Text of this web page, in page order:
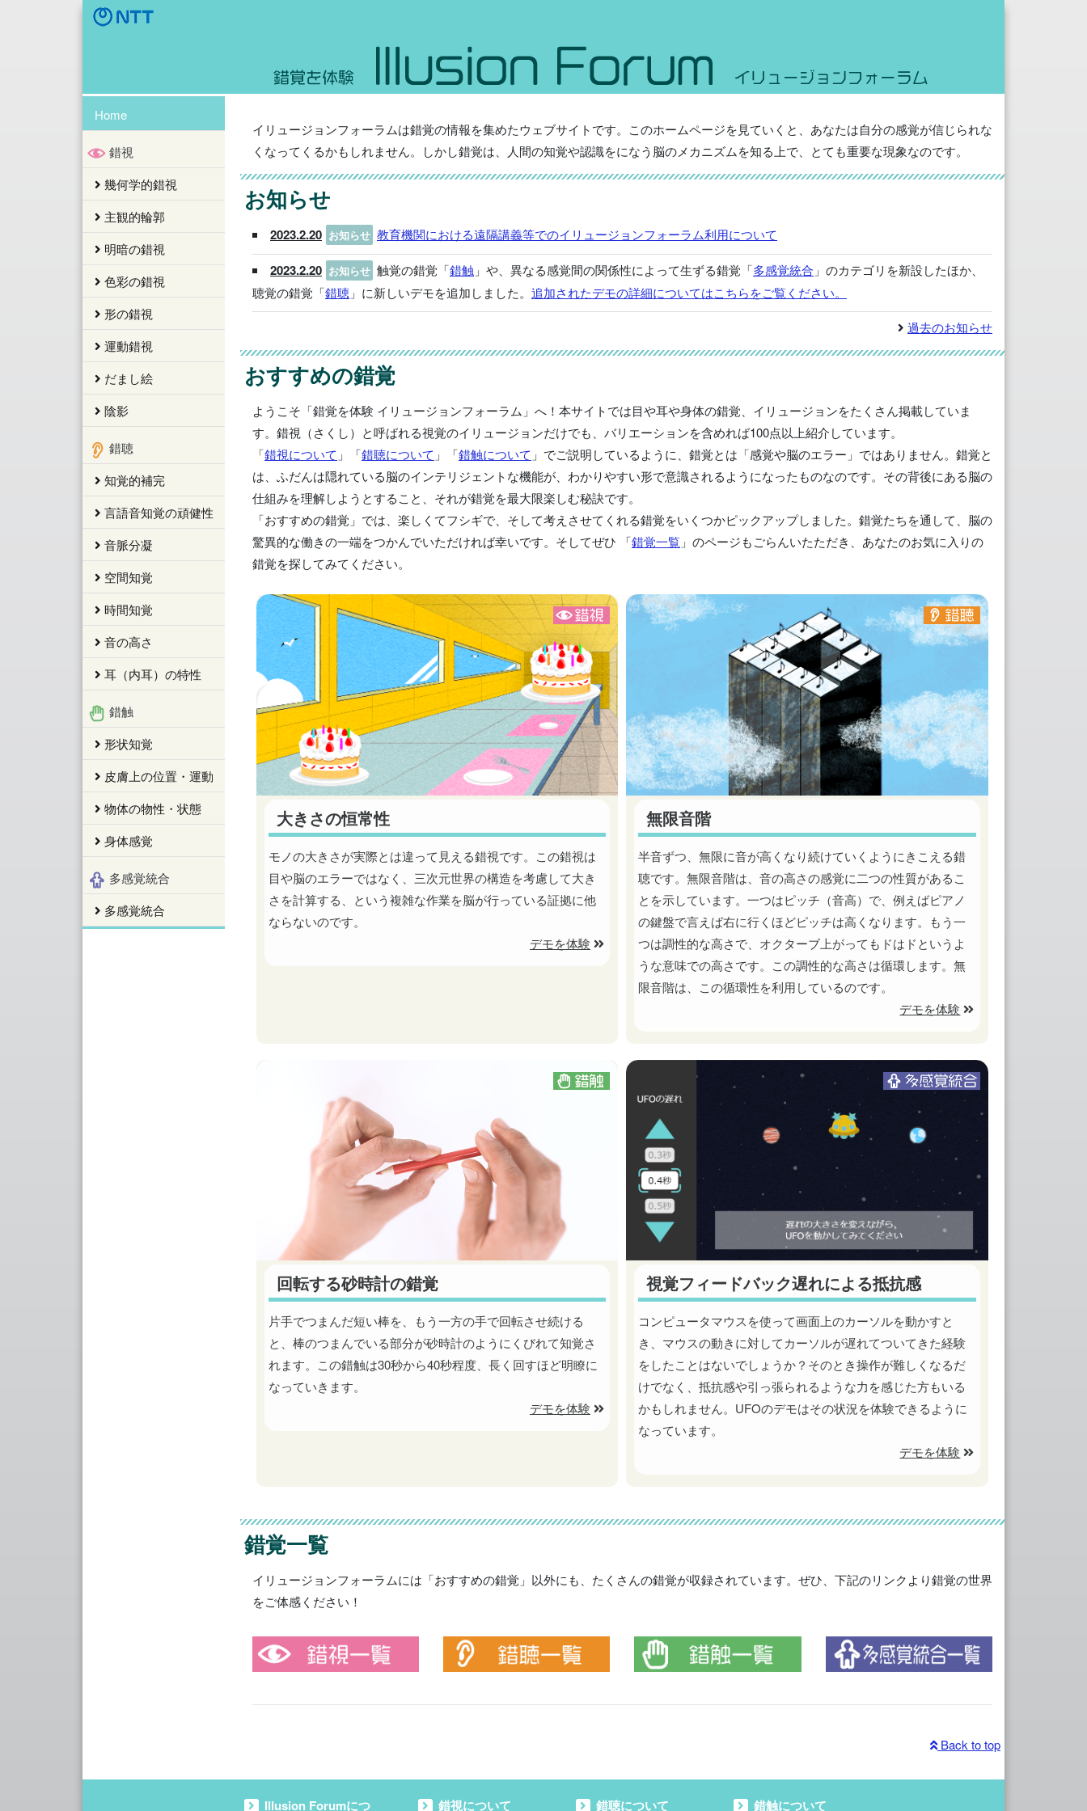
Home
錯視
幾何学的錯視
主観的輪郭
明暗の錯視
色彩の錯視
形の錯視
運動錯視
だまし絵
陰影
錯聴
知覚的補完
言語音知覚の頑健性
音脈分凝
空間知覚
時間知覚
音の高さ
耳（内耳）の特性
錯触
形状知覚
皮膚上の位置・運動
物体の物性・状態
身体感覚
多感覚統合
多感覚統合
イリュージョンフォーラムは錯覚の情報を集めたウェブサイトです。このホームページを見ていくと、あなたは自分の感覚が信じられな
くなってくるかもしれません。しかし錯覚は、人間の知覚や認識をになう脳のメカニズムを知る上で、とても重要な現象なのです。
お知らせ
2023.2.20 お知らせ 教育機関における遠隔講義等でのイリュージョンフォーラム利用について
2023.2.20 お知らせ 触覚の錯覚「錯触 」や、異なる感覚間の関係性によって生ずる錯覚「多感覚統合 」のカテゴリを新設したほか、
聴覚の錯覚「錯聴 」に新しいデモを追加しました。 追加されたデモの詳細についてはこちらをご覧ください。
過去のお知らせ
おすすめの錯覚
ようこそ「錯覚を体験 イリュージョンフォーラム」へ！本サイトでは目や耳や身体の錯覚、イリュージョンをたくさん掲載していま
す。錯視（さくし）と呼ばれる視覚のイリュージョンだけでも、バリエーションを含めれば100点以上紹介しています。
「錯視について 」「錯聴について 」「錯触について 」でご説明しているように、錯覚とは「感覚や脳のエラー」ではありません。錯覚と
は、ふだんは隠れている脳のインテリジェントな機能が、わかりやすい形で意識されるようになったものなのです。その背後にある脳の
仕組みを理解しようとすること、それが錯覚を最大限楽しむ秘訣です。
「おすすめの錯覚」では、楽しくてフシギで、そして考えさせてくれる錯覚をいくつかピックアップしました。錯覚たちを通して、脳の
驚異的な働きの一端をつかんでいただければ幸いです。そしてぜひ 「錯覚一覧 」のページもごらんいたただき、あなたのお気に入りの
錯覚を探してみてください。
大きさの恒常性
モノの大きさが実際とは違って見える錯視です。この錯視は
目や脳のエラーではなく、三次元世界の構造を考慮して大き
さを計算する、という複雑な作業を脳が行っている証拠に他
ならないのです。
デモを体験
無限音階
半音ずつ、無限に音が高くなり続けていくようにきこえる錯
聴です。無限音階は、音の高さの感覚に二つの性質があるこ
とを示しています。一つはピッチ（音高）で、例えばピアノ
の鍵盤で言えば右に行くほどピッチは高くなります。もう一
つは調性的な高さで、オクターブ上がってもドはドというよ
うな意味での高さです。この調性的な高さは循環します。無
限音階は、この循環性を利用しているのです。
デモを体験
回転する砂時計の錯覚
片手でつまんだ短い棒を、もう一方の手で回転させ続ける
と、棒のつまんでいる部分が砂時計のようにくびれて知覚さ
れます。この錯触は30秒から40秒程度、長く回すほど明瞭に
なっていきます。
デモを体験
視覚フィードバック遅れによる抵抗感
コンピュータマウスを使って画面上のカーソルを動かすと
き、マウスの動きに対してカーソルが遅れてついてきた経験
をしたことはないでしょうか？そのとき操作が難しくなるだ
けでなく、抵抗感や引っ張られるような力を感じた方もいる
かもしれません。UFOのデモはその状況を体験できるように
なっています。
デモを体験
錯覚一覧
イリュージョンフォーラムには「おすすめの錯覚」以外にも、たくさんの錯覚が収録されています。ぜひ、下記のリンクより錯覚の世界
をご体感ください！
Back to top
Illusion Forumにつ 錯視について 錯聴について 錯触について